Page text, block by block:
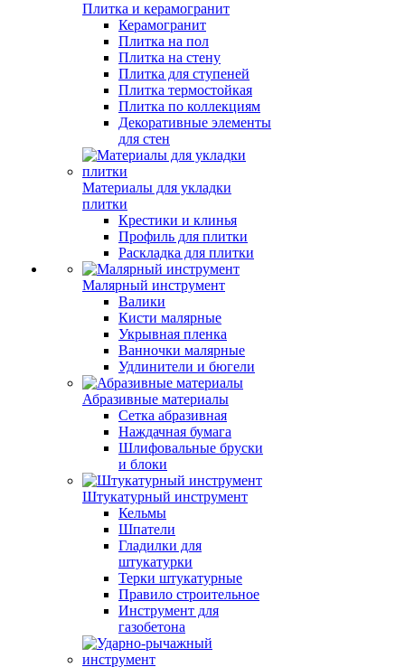
Плитка и керамогранит
Керамогранит
Плитка на пол
Плитка на стену
Плитка для ступеней
Плитка термостойкая
Плитка по коллекциям
Декоративные элементы
для стен
Материалы для укладки
плитки
Крестики и клинья
Профиль для плитки
Раскладка для плитки
Малярный инструмент
Валики
Кисти малярные
Укрывная пленка
Ванночки малярные
Удлинители и бюгели
Абразивные материалы
Сетка абразивная
Наждачная бумага
Шлифовальные бруски
и блоки
Штукатурный инструмент
Кельмы
Шпатели
Гладилки для
штукатурки
Терки штукатурные
Правило строительное
Инструмент для
газобетона